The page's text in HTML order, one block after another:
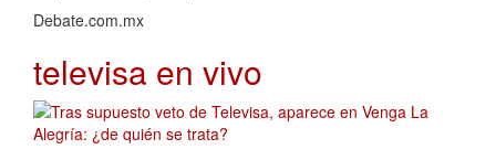
Debate.com.mx
televisa en vivo